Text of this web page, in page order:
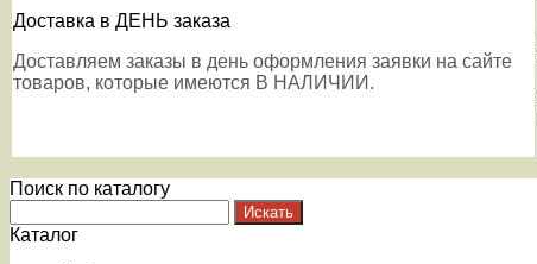
Доставка в ДЕНЬ заказа
Доставляем заказы в день оформления заявки на сайте
товаров, которые имеются В НАЛИЧИИ.
Поиск по каталогу
Каталог